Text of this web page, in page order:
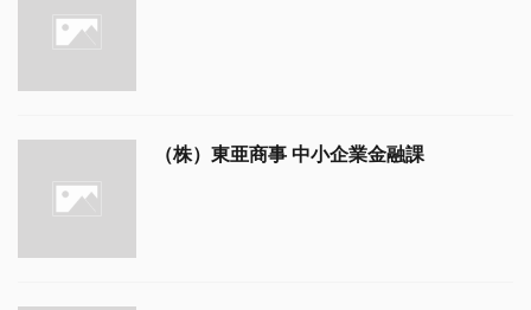
（株）東亜商事 中小企業金融課